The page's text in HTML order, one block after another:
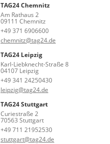
TAG24 Chemnitz
Am Rathaus 2
09111 Chemnitz
+49 371 6906600
chemnitz@tag24.de
TAG24 Leipzig
Karl-Liebknecht-Straße 8
04107 Leipzig
+49 341 24250430
leipzig@tag24.de
TAG24 Stuttgart
Curiestraße 2
70563 Stuttgart
+49 711 21952530
stuttgart@tag24.de